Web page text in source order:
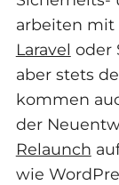
arbeiten mit
Laravel oder
aber stets
kommen
der
Relaunch
wie